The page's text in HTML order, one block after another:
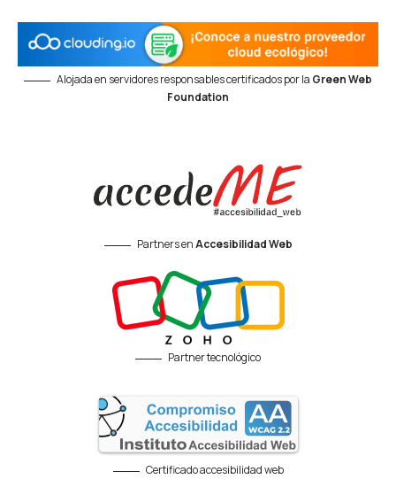
Alojada en servidores responsables certificados por la Green Web
Foundation
Partners enAccesibilidad Web
Partner tecnológico
Certificado accesibilidad web